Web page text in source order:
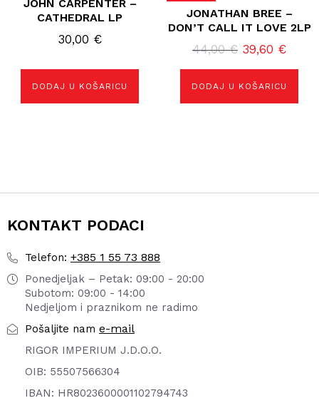
JOHN CARPENTER –
CATHEDRAL LP
30,00 €
DODAJ U KOŠARICU
JONATHAN BREE –
DON’T CALL IT LOVE 2LP
44,00€ Izvorna
cijena
bila
je:
39,60 €
cijena
DODAJ U KOŠARICU
KONTAKT PODACI
Telefon: +385 1 55 73 888
Ponedjeljak – Petak: 09:00 - 20:00
Subotom: 09:00 - 14:00
Nedjeljom i praznikom ne radimo
Pošaljite nam e-mail
RIGOR IMPERIUM J.D.O.O.
OIB: 55507566304
IBAN: HR8023600001102794743